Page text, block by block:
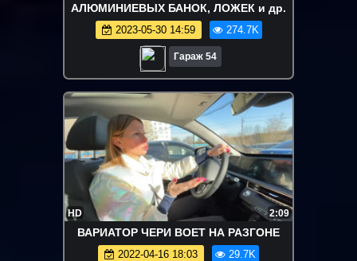
АЛЮМИНИЕВЫХ БАНОК, ЛОЖЕК и др.
2023-05-30 14:59 274.7K
Гараж 54
HD 2:09
ВАРИАТОР ЧЕРИ ВОЕТ НА РАЗГОНЕ
2022-04-16 18:03 29.7K